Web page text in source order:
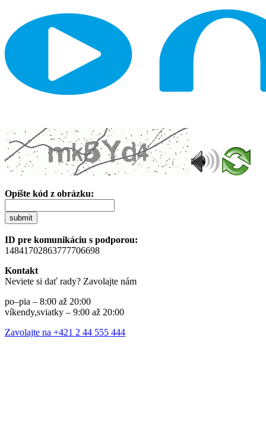
Opíšte kód z obrázku:
submit
ID pre komunikáciu s podporou:
14841702863777706698
Kontakt
Neviete si dať rady? Zavolajte nám
po–pia – 8:00 až 20:00
víkendy,sviatky – 9:00 až 20:00
Zavolajte na +421 2 44 555 444